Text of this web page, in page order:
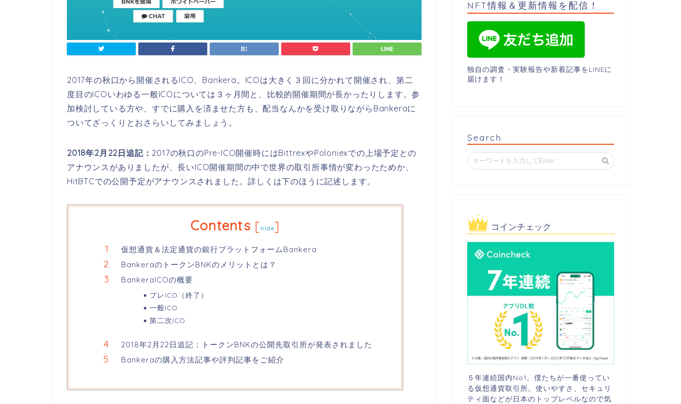
2017年の秋口から開催されるICO、Bankera。ICOは大きく３回に分かれて開催され、第二
度目のICOいわゆる一般ICOについては３ヶ月間と、比較的開催期間が長かったりします。参
加検討している方や、すでに購入を済ませた方も、配当なんかを受け取りながらBankeraに
ついてざっくりとおさらいしてみましょう。
2018年2月22日追記： 2017の秋口のPre-ICO開催時にはBittrexやPoloniexでの上場予定との
アナウンスがありましたが、長いICO開催期間の中で世界の取引所事情が変わったためか、
HitBTCでの公開予定がアナウンスされました。詳しくは下のほうに記述します。
Contents [ hide]
仮想通貨＆法定通貨の銀行プラットフォームBankera
BankeraのトークンBNKのメリットとは？
BankeraICOの概要
プレICO（終了）
一般ICO
第二次ICO
2018年2月22日追記：トークンBNKの公開先取引所が発表されました
Bankeraの購入方法記事や評判記事をご紹介
NFT情報＆更新情報を配信！
独自の調査・実験報告や新着記事をLINEに
届けます！
Search
コインチェック
５年連続国内No1。僕たちが一番使ってい
る仮想通貨取引所。使いやすさ、セキュリ
ティ面などが日本のトップレベルなので気